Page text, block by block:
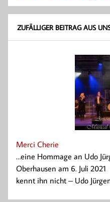
ZUFÄLLIGER BEITRAG AUS
Merci Cherie
…eine Hommage an Udo
Oberhausen am 6. Juli
kennt ihn nicht – Udo